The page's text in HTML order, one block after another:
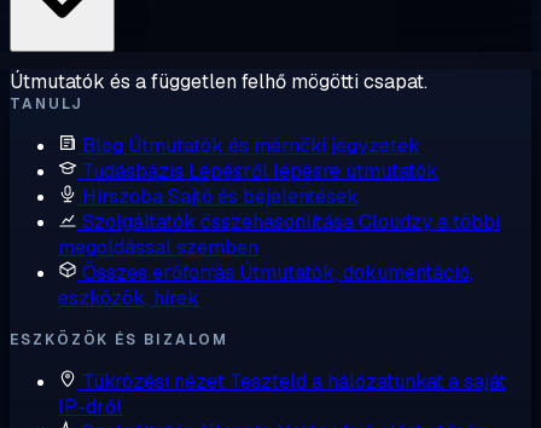
Útmutatók és a független felhő mögötti csapat.
TANULJ
Blog Útmutatók és mérnöki jegyzetek
Tudásbázis Lépésről lépésre útmutatók
HírszobaSajtó és bejelentések
Szolgáltatók összehasonlításaCloudzy a többi
megoldással szemben
Összes erőforrás Útmutatók, dokumentáció,
eszközök, hírek
ESZKÖZÖK ÉS BIZALOM
Tükrözési nézet Teszteld a hálózatunkat a saját
IP-dről